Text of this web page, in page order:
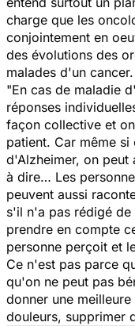
charge que les
conjointement en
des évolutions des
malades d'un cancer.
"En cas de maladie
réponses
façon collective et
patient. Car même
d'Alzheimer, on peut
à dire… Les
peuvent aussi
s'il n'a pas rédigé
prendre en compte
personne perçoit et
Ce n'est pas parce
qu'on ne peut pas
donner une
douleurs, supprimer